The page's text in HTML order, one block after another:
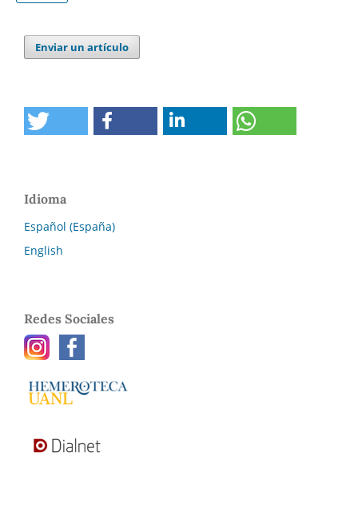
Enviar un artículo
Idioma
Español (España)
English
Redes Sociales